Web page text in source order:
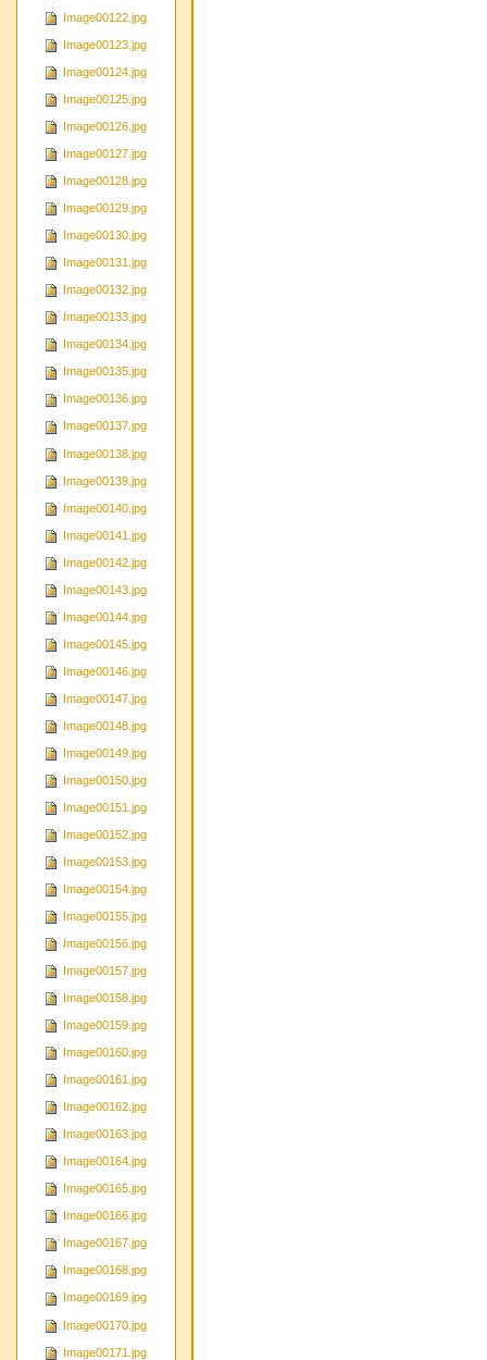
Image00122.jpg
Image00123.jpg
Image00124.jpg
Image00125.jpg
Image00126.jpg
Image00127.jpg
Image00128.jpg
Image00129.jpg
Image00130.jpg
Image00131.jpg
Image00132.jpg
Image00133.jpg
Image00134.jpg
Image00135.jpg
Image00136.jpg
Image00137.jpg
Image00138.jpg
Image00139.jpg
Image00140.jpg
Image00141.jpg
Image00142.jpg
Image00143.jpg
Image00144.jpg
Image00145.jpg
Image00146.jpg
Image00147.jpg
Image00148.jpg
Image00149.jpg
Image00150.jpg
Image00151.jpg
Image00152.jpg
Image00153.jpg
Image00154.jpg
Image00155.jpg
Image00156.jpg
Image00157.jpg
Image00158.jpg
Image00159.jpg
Image00160.jpg
Image00161.jpg
Image00162.jpg
Image00163.jpg
Image00164.jpg
Image00165.jpg
Image00166.jpg
Image00167.jpg
Image00168.jpg
Image00169.jpg
Image00170.jpg
Image00171.jpg